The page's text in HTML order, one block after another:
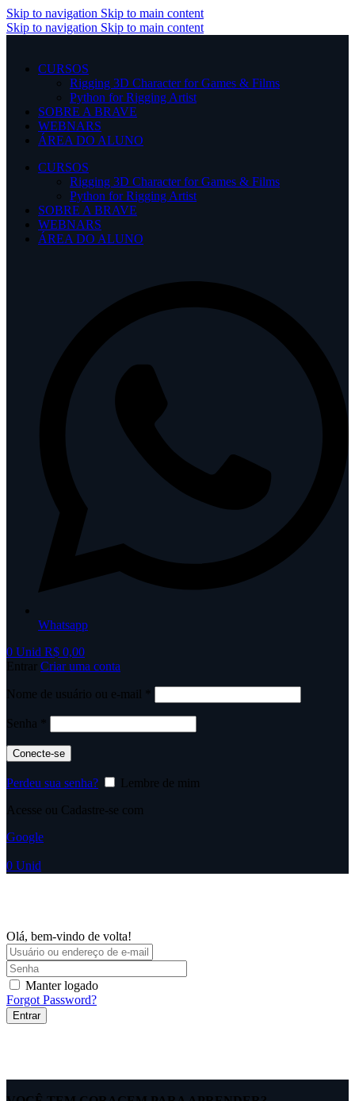
Skip to navigation Skip to main content
Skip to navigation Skip to main content
CURSOS
Rigging 3D Character for Games & Films
Python for Rigging Artist
SOBRE A BRAVE
WEBNARS
ÁREA DO ALUNO
CURSOS
Rigging 3D Character for Games & Films
Python for Rigging Artist
SOBRE A BRAVE
WEBNARS
ÁREA DO ALUNO
Whatsapp
0 Unid R$ 0,00
Entrar Criar uma conta
Nome de usuário ou e-mail
Senha
Conecte-se
Perdeu sua senha?
Lembre de mim
Acesse ou Cadastre-se com
Google
0 Unid
Olá, bem-vindo de volta!
Manter logado
Forgot Password?
Entrar